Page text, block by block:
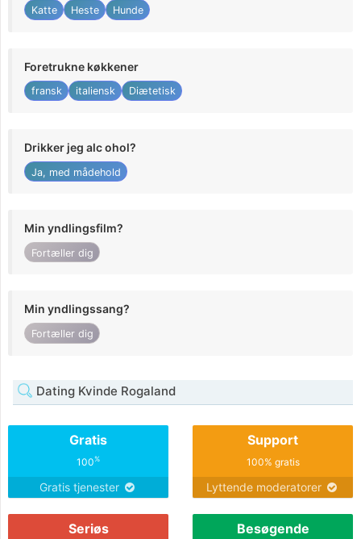
Katte Heste Hunde
Foretrukne køkkener
fransk italiensk Diætetisk
Drikker jeg alc ohol?
Ja, med mådehold
Min yndlingsfilm?
Fortæller dig
Min yndlingssang?
Fortæller dig
Dating Kvinde Rogaland
Gratis
100%
Gratis tjenester
Support
100% gratis
Lyttende moderatorer
Seriøs Besøgende